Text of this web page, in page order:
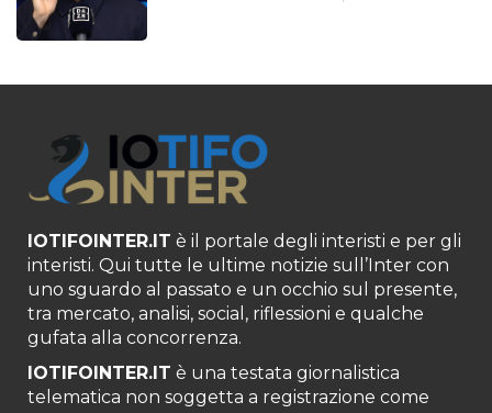
IOTIFOINTER.IT è il portale degli interisti e per gli
interisti. Qui tutte le ultime notizie sull’Inter con
uno sguardo al passato e un occhio sul presente,
tra mercato, analisi, social, riflessioni e qualche
gufata alla concorrenza.
IOTIFOINTER.IT è una testata giornalistica
telematica non soggetta a registrazione come